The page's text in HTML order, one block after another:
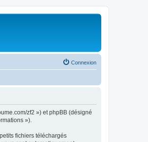
Connexion
zf2 ») et phpBB (désigné
»).
fichiers téléchargés